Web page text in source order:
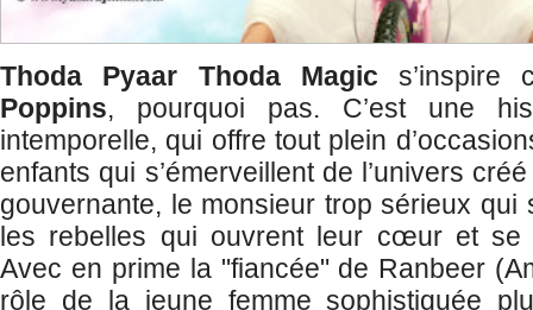
Thoda Pyaar Thoda Magic s’inspire
Poppins, pourquoi pas. C’est une
intemporelle, qui offre tout plein
enfants qui s’émerveillent de l’univers
gouvernante, le monsieur trop sérieux qui
les rebelles qui ouvrent leur cœur et se
Avec en prime la "fiancée" de Ranbeer
rôle de la jeune femme sophistiquée